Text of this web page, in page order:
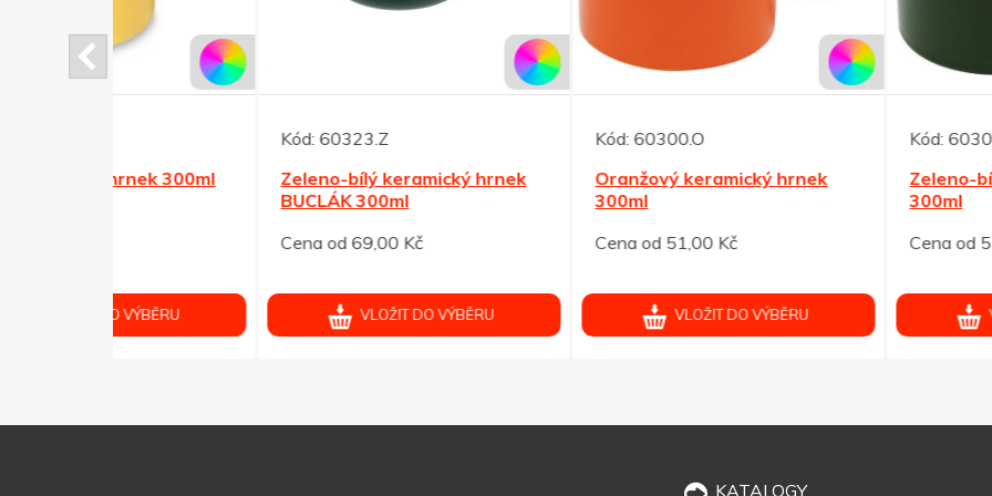
Zeleno-bílý keramický hrnek
VLOŽIT DO VÝBĚRU
Oranžový keramický hrnek
VLOŽIT DO VÝBĚRU
Zeleno-bílý keramický
VLOŽIT DO VÝBĚRU
KATALOGY